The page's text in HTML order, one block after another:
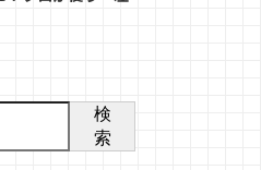
検
索